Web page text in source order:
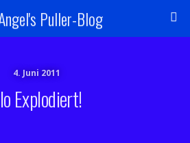
Puller-Blog
4. Juni 2011
Explodiert!